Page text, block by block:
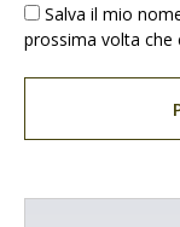
Salva il mio
prossima volta che